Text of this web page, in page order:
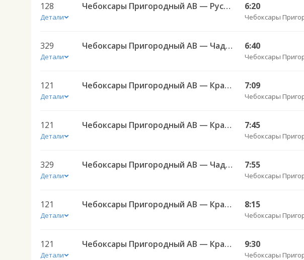
128
Детали
Чебоксары Пригородный АВ — Русская Сорма с. 128 6:20
329
Детали
Чебоксары Пригородный АВ — Чадукасы д. 329 6:40
121
Детали
Чебоксары Пригородный АВ — Красноармейское с. ДКП 121 7:09
121
Детали
Чебоксары Пригородный АВ — Красноармейское с. ДКП 121 7:45
329
Детали
Чебоксары Пригородный АВ — Чадукасы д. 329 7:55
121
Детали
Чебоксары Пригородный АВ — Красноармейское с. ДКП 121 8:15
121
Детали
Чебоксары Пригородный АВ — Красноармейское с. ДКП 121 9:30